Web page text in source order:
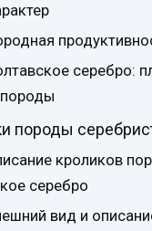
серебро:
породы
кроликов
серебро
вид и